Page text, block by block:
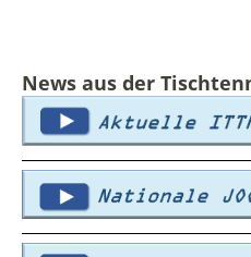
News aus der